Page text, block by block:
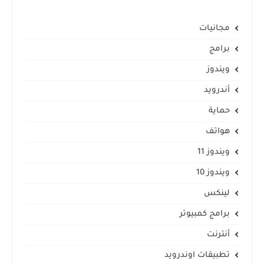
مجانيات
برامج
ويندوز
أندرويد
حماية
هواتف
ويندوز 11
ويندوز 10
لينكس
برامج كمبيوتر
أنترنت
تطبيقات اوندرويد